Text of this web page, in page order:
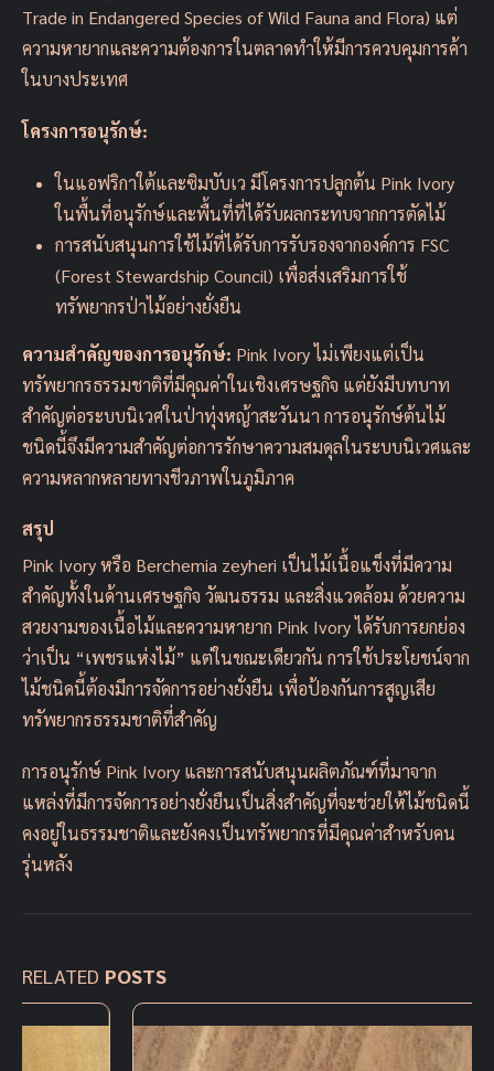
Trade in Endangered Species of Wild Fauna and Flora) แต่
ความหายากและความต้องการในตลาดทำให้มีการควบคุมการค้า
ในบางประเทศ
โครงการอนุรักษ์:
ในแอฟริกาใต้และซิมบับเว มีโครงการปลูกต้น Pink Ivory
ในพื้นที่อนุรักษ์และพื้นที่ที่ได้รับผลกระทบจากการตัดไม้
การสนับสนุนการใช้ไม้ที่ได้รับการรับรองจากองค์การ FSC
(Forest Stewardship Council) เพื่อส่งเสริมการใช้
ทรัพยากรป่าไม้อย่างยั่งยืน
ความสำคัญของการอนุรักษ์: Pink Ivory ไม่เพียงแต่เป็น
ทรัพยากรธรรมชาติที่มีคุณค่าในเชิงเศรษฐกิจ แต่ยังมีบทบาท
สำคัญต่อระบบนิเวศในป่าทุ่งหญ้าสะวันนา การอนุรักษ์ต้นไม้
ชนิดนี้จึงมีความสำคัญต่อการรักษาความสมดุลในระบบนิเวศและ
ความหลากหลายทางชีวภาพในภูมิภาค
สรุป
Pink Ivory หรือ Berchemia zeyheri เป็นไม้เนื้อแข็งที่มีความ
สำคัญทั้งในด้านเศรษฐกิจ วัฒนธรรม และสิ่งแวดล้อม ด้วยความ
สวยงามของเนื้อไม้และความหายาก Pink Ivory ได้รับการยกย่อง
ว่าเป็น “เพชรแห่งไม้” แต่ในขณะเดียวกัน การใช้ประโยชน์จาก
ไม้ชนิดนี้ต้องมีการจัดการอย่างยั่งยืน เพื่อป้องกันการสูญเสีย
ทรัพยากรธรรมชาติที่สำคัญ
การอนุรักษ์ Pink Ivory และการสนับสนุนผลิตภัณฑ์ที่มาจาก
แหล่งที่มีการจัดการอย่างยั่งยืนเป็นสิ่งสำคัญที่จะช่วยให้ไม้ชนิดนี้
คงอยู่ในธรรมชาติและยังคงเป็นทรัพยากรที่มีคุณค่าสำหรับคน
รุ่นหลัง
RELATED POSTS